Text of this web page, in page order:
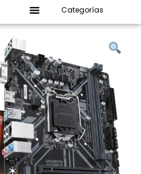
Categorías